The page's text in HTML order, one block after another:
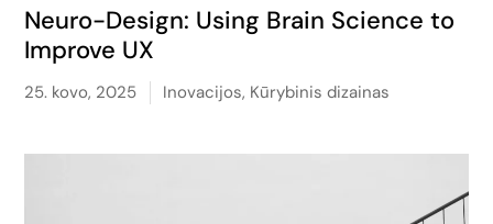
Neuro-Design: Using Brain Science to
Improve UX
25. kovo, 2025 Inovacijos, Kūrybinis dizainas